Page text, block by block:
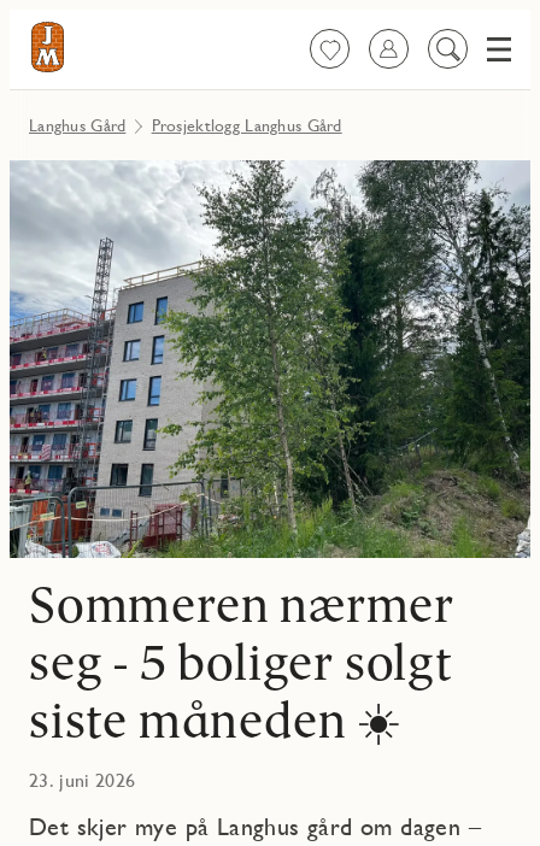
FavoritterLogg inn
Søk
Meny
Langhus Gård Prosjektlogg Langhus Gård
Sommeren nærmer
seg - 5 boliger solgt
siste måneden ☀️
23. juni 2026
Det skjer mye på Langhus gård om dagen –